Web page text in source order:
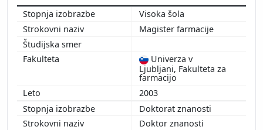
2003
Visoka šola
Magister farmacije
Univerza v
Ljubljani, Fakulteta za
farmacijo
2003
Doktorat znanosti
Doktor znanosti